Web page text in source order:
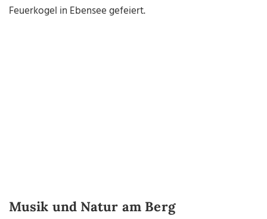
Feuerkogel in Ebensee gefeiert.
Musik und Natur am Berg